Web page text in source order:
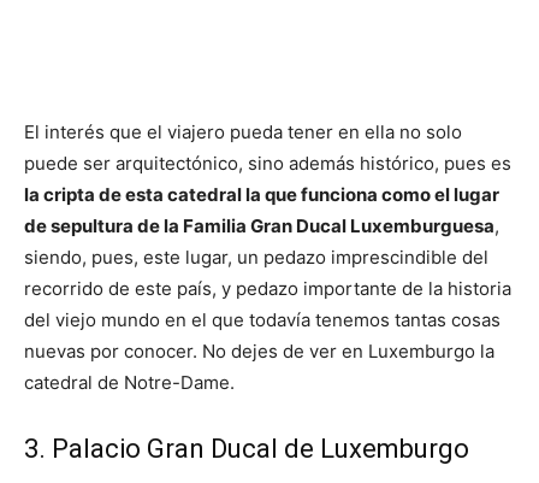
El interés que el viajero pueda tener en ella no solo
puede ser arquitectónico, sino además histórico, pues es
la cripta de esta catedral la que funciona como el lugar
de sepultura de la Familia Gran Ducal Luxemburguesa,
siendo, pues, este lugar, un pedazo imprescindible del
recorrido de este país, y pedazo importante de la historia
del viejo mundo en el que todavía tenemos tantas cosas
nuevas por conocer. No dejes de ver en Luxemburgo la
catedral de Notre-Dame.
3. Palacio Gran Ducal de Luxemburgo